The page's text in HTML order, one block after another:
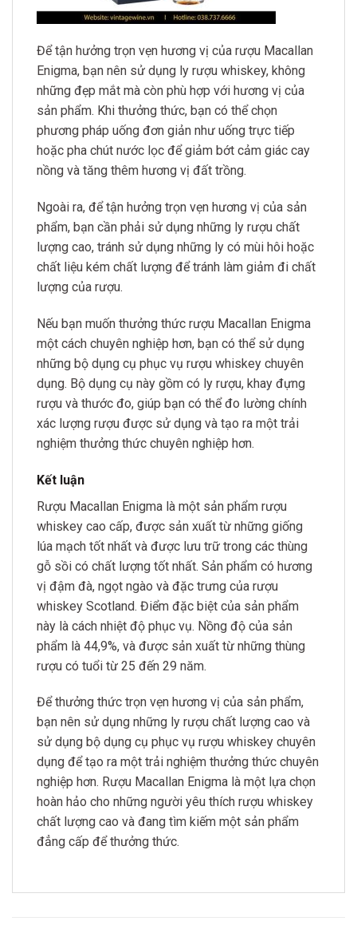
Để tận hưởng trọn vẹn hương vị của rượu Macallan
Enigma, bạn nên sử dụng ly rượu whiskey, không
những đẹp mắt mà còn phù hợp với hương vị của
sản phẩm. Khi thưởng thức, bạn có thể chọn
phương pháp uống đơn giản như uống trực tiếp
hoặc pha chút nước lọc để giảm bớt cảm giác cay
nồng và tăng thêm hương vị đất trồng.
Ngoài ra, để tận hưởng trọn vẹn hương vị của sản
phẩm, bạn cần phải sử dụng những ly rượu chất
lượng cao, tránh sử dụng những ly có mùi hôi hoặc
chất liệu kém chất lượng để tránh làm giảm đi chất
lượng của rượu.
Nếu bạn muốn thưởng thức rượu Macallan Enigma
một cách chuyên nghiệp hơn, bạn có thể sử dụng
những bộ dụng cụ phục vụ rượu whiskey chuyên
dụng. Bộ dụng cụ này gồm có ly rượu, khay đựng
rượu và thước đo, giúp bạn có thể đo lường chính
xác lượng rượu được sử dụng và tạo ra một trải
nghiệm thưởng thức chuyên nghiệp hơn.
Kết luận
Rượu Macallan Enigma là một sản phẩm rượu
whiskey cao cấp, được sản xuất từ những giống
lúa mạch tốt nhất và được lưu trữ trong các thùng
gỗ sồi có chất lượng tốt nhất. Sản phẩm có hương
vị đậm đà, ngọt ngào và đặc trưng của rượu
whiskey Scotland. Điểm đặc biệt của sản phẩm
này là cách nhiệt độ phục vụ. Nồng độ của sản
phẩm là 44,9%, và được sản xuất từ những thùng
rượu có tuổi từ 25 đến 29 năm.
Để thưởng thức trọn vẹn hương vị của sản phẩm,
bạn nên sử dụng những ly rượu chất lượng cao và
sử dụng bộ dụng cụ phục vụ rượu whiskey chuyên
dụng để tạo ra một trải nghiệm thưởng thức chuyên
nghiệp hơn. Rượu Macallan Enigma là một lựa chọn
hoàn hảo cho những người yêu thích rượu whiskey
chất lượng cao và đang tìm kiếm một sản phẩm
đẳng cấp để thưởng thức.